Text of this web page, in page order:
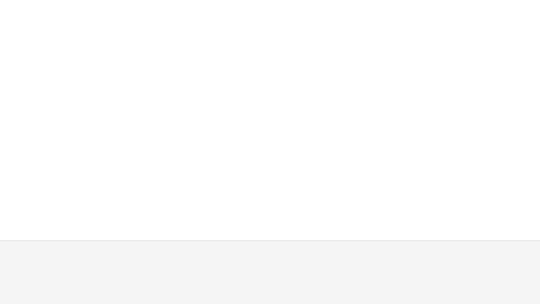
состава на основе серебра. Вода